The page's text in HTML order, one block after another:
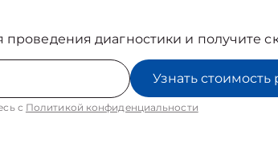
проведения диагностики и получите
Узнать стоимость
с Политикой конфиденциальности